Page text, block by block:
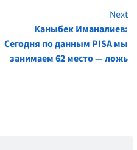
Next
Каныбек Иманалиев:
Сегодня по данным PISA мы
занимаем 62 место — ложь